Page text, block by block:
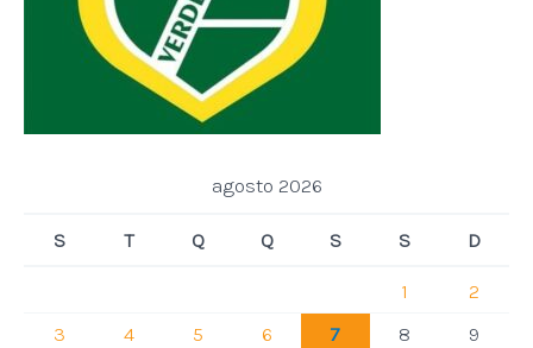
agosto 2026
S T Q Q S S D
1
2
3
4 5 6 7 8
9